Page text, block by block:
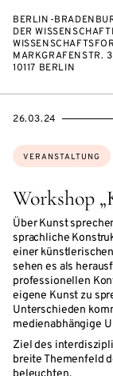
BERLIN-
DER
MARKGRAFENSTR.
10117 BERLIN
Workshop
Über Kunst
sprachliche
einer
sehen es als
professionellen
eigene Kunst zu
Unterschieden
medienabhängige
Ziel des
breite Themenfeld
Themen:
VERANSTALTUNG
EVENTBEGINSON
26.03.24
EVENTENDSON